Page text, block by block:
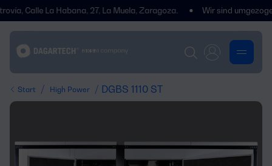
La Habana, 27, La Muela, Zaragoza. Wir sind umgezogen! Wir
Start / High Power / DGBS 1110 ST